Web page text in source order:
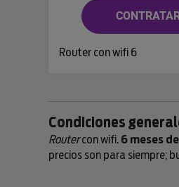
Router con wifi 6
Condiciones
Routercon wifi. 6 meses
precios son para siempre;